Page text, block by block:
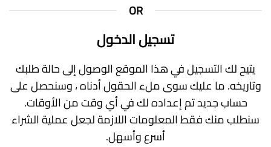
OR
تسجيل الدخول
يتيح لك التسجيل في هذا الموقع الوصول إلى حالة طلبك
وتاريخه. ما عليك سوى ملء الحقول أدناه ، وسنحصل على
حساب جديد تم إعداده لك في أي وقت من الأوقات.
سنطلب منك فقط المعلومات اللازمة لجعل عملية الشراء
أسرع وأسهل.